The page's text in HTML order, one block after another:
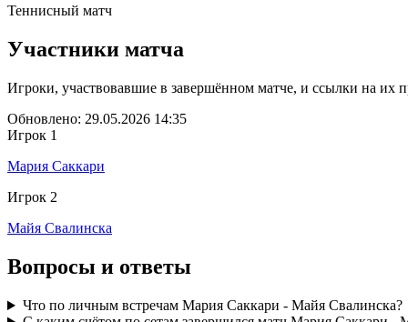
Теннисный матч
Участники матча
Игроки, участвовавшие в завершённом матче, и ссылки на их
Обновлено: 29.05.2026 14:35
Игрок 1
Мария Саккари
Игрок 2
Майя Свалинска
Вопросы и ответы
Что по личным встречам Мария Саккари - Майя Свалинска?